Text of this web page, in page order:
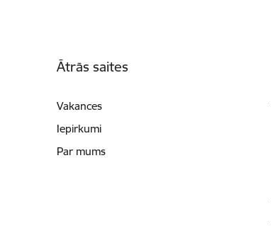
Ātrās saites
Vakances
Iepirkumi
Par mums